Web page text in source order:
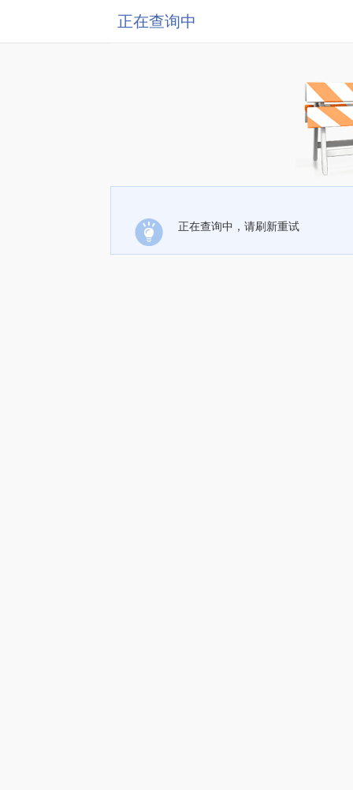
正在查询中
正在查询中，请刷新重试